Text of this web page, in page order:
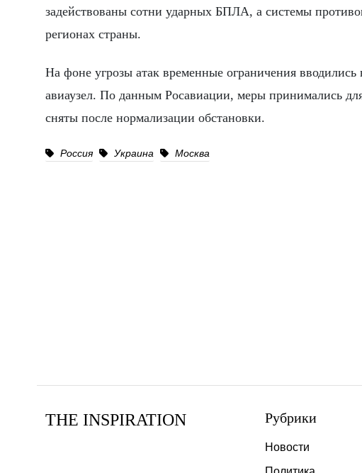
задействованы сотни ударных БПЛА, а системы
регионах страны.
На фоне угрозы атак временные ограничения
авиаузел. По данным Росавиации, меры принимались
сняты после нормализации обстановки.
Россия Украина Москва
THE INSPIRATION Рубрики
Новости